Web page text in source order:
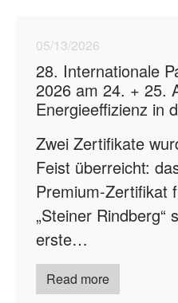
05/13/2026
28. Internationale
2026 am 24. + 25.
Energieeffizienz in
Zwei Zertifikate
Feist überreicht:
Premium-Zertifikat
„Steiner Rindberg“
erste…
Read more